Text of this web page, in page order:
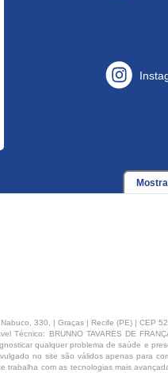
330, | Graças | Recife (PE) |
BRUNNO TAVARES DE
qualquer problema de saúde e
no site são válidos apenas
com as tecnologias mais